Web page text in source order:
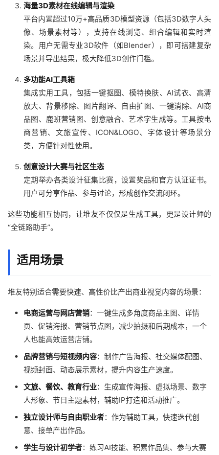
海量3D素材在线编辑与渲染
平台内置超过10万+高品质3D模型资源（包括3D数字人头
像、场景素材等），支持在线浏览、组合编辑和实时渲
染。用户无需专业3D软件（如Blender），即可搭建复杂
场景并导出结果，极大降低3D创作门槛。
多功能AI工具箱
集成实用工具，包括一键抠图、模特换肤、AI试衣、高清
放大、背景移除、图片翻译、自由扩图、一键消除、AI商
品图、鹿班营销图、创意融合、艺术字生成等。工具按电
商营销、文旅宣传、ICON&LOGO、字体设计等场景分
类，方便针对性使用。
创意设计大赛与社区生态
定期举办各类设计征集比赛，设置奖品和官方认证证书。
用户可分享作品、参与讨论，形成创作交流闭环。
这些功能相互协同，让堆友不仅仅是生成工具，更是设计师的
“全链路助手”。
适用场景
堆友特别适合需要快速、高性价比产出商业视觉内容的场景：
电商运营与网店营销：一键生成多角度商品主图、详情
页、促销海报、营销节点图，减少拍摄和后期成本，一个
人也能高效运营店铺。
品牌营销与短视频内容：制作广告海报、社交媒体配图、
视频封面、动态展示素材，提升内容生产速度。
文旅、餐饮、教育行业：生成宣传海报、虚拟场景、数字
人形象、节日主题素材，辅助IP打造和活动推广。
独立设计师与自由职业者：作为辅助工具，快速迭代创
意、接单产出作品。
学生与设计初学者：练习AI技能、积累作品集、参与大赛